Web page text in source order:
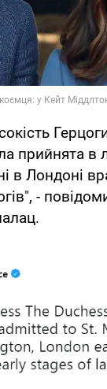
прийнята в
в Лондоні
-